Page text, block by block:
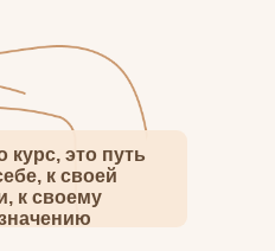
курс, это путь
к своей
к своему